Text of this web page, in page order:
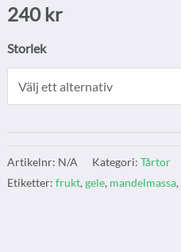
240kr
Storlek
Artikelnr: N/A Kategori: Tårtor
Etiketter: frukt,gele, mandelmassa,